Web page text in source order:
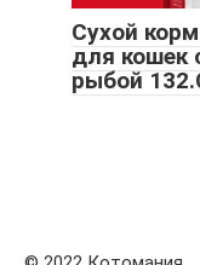
Сухой
для кошек
рыбой